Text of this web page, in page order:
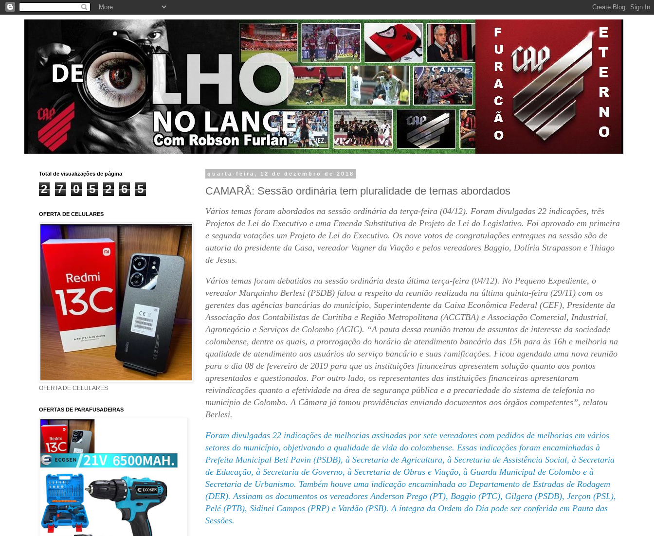
quarta-feira, 12 de dezembro de 2018
CAMARÂ: Sessão ordinária tem pluralidade de temas abordados
Vários temas foram abordados na sessão ordinária da terça-feira (04/12). Foram divulgadas 22 indicações, três
Projetos de Lei do Executivo e uma Emenda Substitutiva de Projeto de Lei do Legislativo. Foi aprovado em primeira
e segunda votações um Projeto de Lei do Executivo. Os nove votos de congratulações entregues na sessão são de
autoria do presidente da Casa, vereador Vagner da Viação e pelos vereadores Baggio, Dolíria Strapasson e Thiago
de Jesus.
Vários temas foram debatidos na sessão ordinária desta última terça-feira (04/12). No Pequeno Expediente, o
vereador Marquinho Berlesi (PSDB) falou a respeito da reunião realizada na última quinta-feira (29/11) com os
gerentes das agências bancárias do município, Superintendente da Caixa Econômica Federal (CEF), Presidente da
Associação dos Contabilistas de Curitiba e Região Metropolitana (ACCTBA) e Associação Comercial, Industrial,
Agronegócio e Serviços de Colombo (ACIC). “A pauta dessa reunião tratou de assuntos de interesse da sociedade
colombense, dentre os quais, a prorrogação do horário de atendimento bancário das 15h para às 16h e melhoria na
qualidade de atendimento aos usuários do serviço bancário e suas ramificações. Ficou agendada uma nova reunião
para o dia 08 de fevereiro de 2019 para que as instituições financeiras apresentem solução quanto aos pontos
apresentados e questionados. Por outro lado, os representantes das instituições financeiras apresentaram
reivindicações quanto a efetividade na área de segurança pública e a precariedade do sistema de telefonia no
município de Colombo. A Câmara já tomou providências enviando documentos aos órgãos competentes”, relatou
Berlesi.
Foram divulgadas 22 indicações de melhorias assinadas por sete vereadores com pedidos de melhorias em vários
setores do município, objetivando a qualidade de vida do colombense. Essas indicações foram encaminhadas à
Prefeita Municipal Beti Pavin (PSDB), à Secretaria de Agricultura, à Secretaria de Assistência Social, à Secretaria
de Educação, à Secretaria de Governo, à Secretaria de Obras e Viação, à Guarda Municipal de Colombo e à
Secretaria de Urbanismo. Também houve uma indicação encaminhada ao Departamento de Estradas de Rodagem
(DER). Assinam os documentos os vereadores Anderson Prego (PT), Baggio (PTC), Gilgera (PSDB), Jerçon (PSL),
Pelé (PTB), Sidinei Campos (PRP) e Vardão (PSB). A íntegra da Ordem do Dia pode ser conferida em Pauta das
Sessões.
Total de visualizações de página
2 7 0 5 2 6 5
OFERTA DE CELULARES
OFERTA DE CELULARES
OFERTAS DE PARAFUSADEIRAS